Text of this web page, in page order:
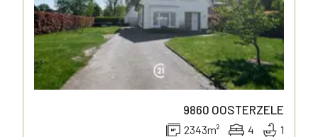
9860 OOSTERZELE
2343m² 4 1